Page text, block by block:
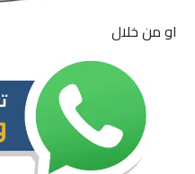
او من خلال